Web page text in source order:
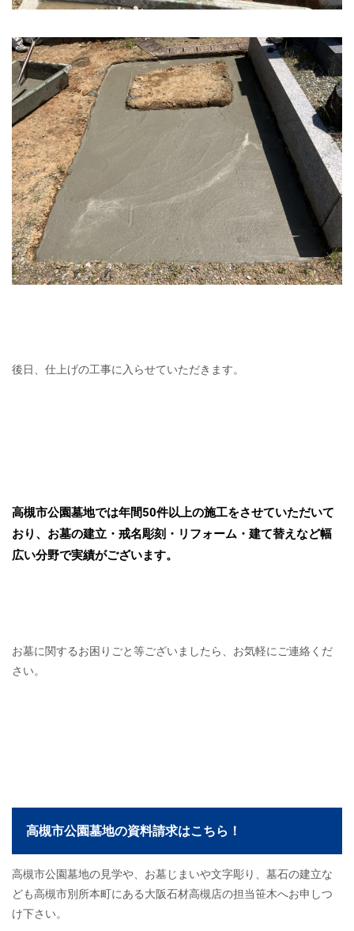
後日、仕上げの工事に入らせていただきます。
高槻市公園墓地では年間50件以上の施工をさせていただいて
おり、お墓の建立・戒名彫刻・リフォーム・建て替えなど幅
広い分野で実績がございます。
お墓に関するお困りごと等ございましたら、お気軽にご連絡くだ
さい。
高槻市公園墓地の資料請求はこちら！
高槻市公園墓地の見学や、お墓じまいや文字彫り、墓石の建立な
ども高槻市別所本町にある大阪石材高槻店の担当笹木へお申しつ
け下さい。